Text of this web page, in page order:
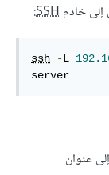
إلى خادم SSH
:
ssh -L
server
عنوان